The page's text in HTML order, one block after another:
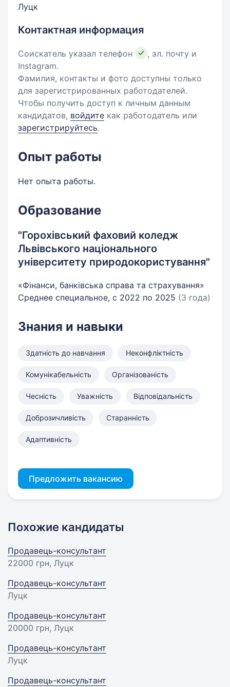
Луцк
Контактная информация
Соискатель указал телефон
, эл. почту и
Instagram.
Фамилия, контакты и фото доступны только
для зарегистрированных работодателей.
Чтобы получить доступ к личным данным
кандидатов, войдите как работодатель или
зарегистрируйтесь.
Опыт работы
Нет опыта работы.
Образование
"Горохівський фаховий коледж
Львівського національного
університету природокористування"
«Фінанси, банківська справа та страхування»
Среднее специальное, с 2022 по 2025 (3 года)
Знания и навыки
Здатність до навчання Неконфліктність
Комунікабельність Організованість
Чесність Уважність Відповідальність
Доброзичливість Старанність
Адаптивність
Предложить вакансию
Похожие кандидаты
Продавець-консультант
22000 грн, Луцк
Продавець-консультант
Луцк
Продавець-консультант
20000 грн, Луцк
Продавець-консультант
Луцк
Продавець-консультант